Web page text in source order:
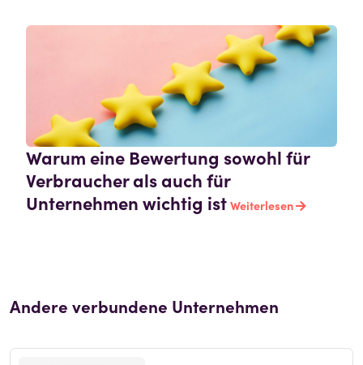
Warum eine Bewertung sowohl für
Verbraucher als auch für
Unternehmen wichtig ist Weiterlesen
Andere verbundene Unternehmen